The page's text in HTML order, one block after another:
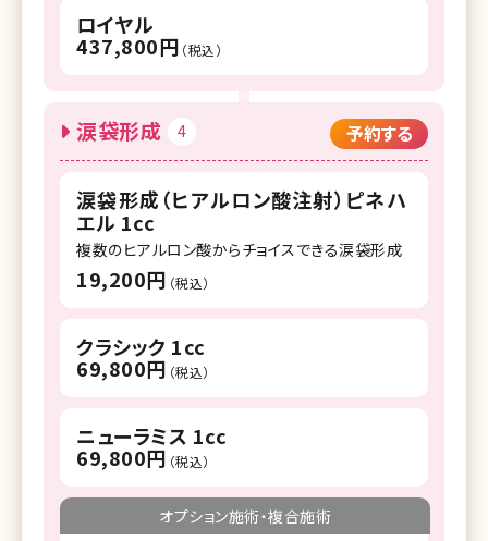
ロイヤル
437,800円 （税込）
涙袋形成 4 予約する
涙袋形成（ヒアルロン酸注射）ピネハ
エル 1cc
複数のヒアルロン酸からチョイスできる涙袋形成
19,200円 （税込）
クラシック 1cc
69,800円 （税込）
ニューラミス 1cc
69,800円 （税込）
オプション施術・複合施術